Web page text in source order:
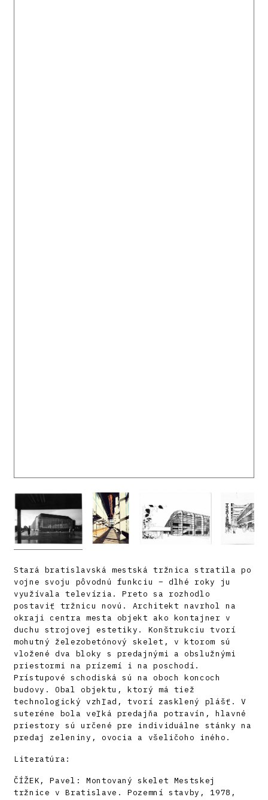
Stará bratislavská mestská tržnica stratila po
vojne svoju pôvodnú funkciu – dlhé roky ju
využívala televízia. Preto sa rozhodlo
postaviť tržnicu novú. Architekt navrhol na
okraji centra mesta objekt ako kontajner v
duchu strojovej estetiky. Konštrukciu tvorí
mohutný železobetónový skelet, v ktorom sú
vložené dva bloky s predajnými a obslužnými
priestormi na prízemí i na poschodí.
Prístupové schodiská sú na oboch koncoch
budovy. Obal objektu, ktorý má tiež
technologický vzhľad, tvorí zasklený plášť. V
suteréne bola veľká predajňa potravín, hlavné
priestory sú určené pre individuálne stánky na
predaj zeleniny, ovocia a všeličoho iného.
Literatúra:
ČÍŽEK, Pavel: Montovaný skelet Mestskej
tržnice v Bratislave. Pozemní stavby, 1978,